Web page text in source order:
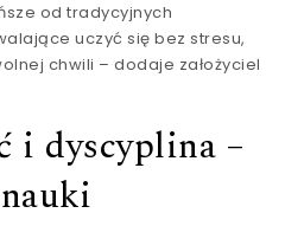
od tradycyjnych
uczyć się bez stresu,
chwili – dodaje założyciel
i dyscyplina –